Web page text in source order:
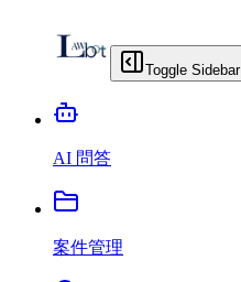
Toggle Sidebar
AI 問答
案件管理